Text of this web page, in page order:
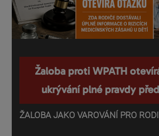
Žaloba proti WPATH
ukrývání plné pravdy
ŽALOBA JAKO VAROVÁNÍ PRO